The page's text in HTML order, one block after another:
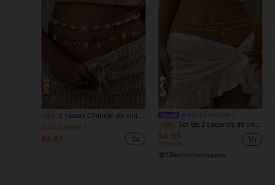
6
-8% 2 piezas Cinturón de cintura estilo bohemio serie océano con conchas y estrellas de mar con cuentas para mujer
Solo quedan 7
$5.61
-10% Set de 2 cadenas de cintura con estilo de vacaciones en la playa, con cuentas de platino de moda, colgante de estrella de mar y concha, adecuado para uso diario, vacaciones de verano, fiesta en la playa, festival de música. El color y el tamaño de las cuentas de semilla son aleatorios.
$4.05
Estimado
Clientes habituales